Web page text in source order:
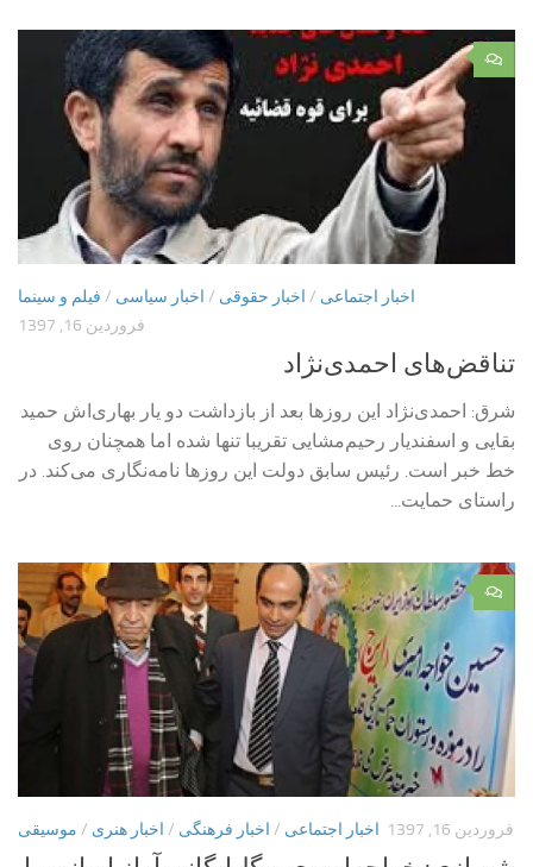
۰
اخبار اجتماعی / اخبار حقوقی / اخبار سیاسی / فیلم و سینما
فروردین 16, 1397
تناقض‌های احمدی‌نژاد
شرق: احمدی‌نژاد این روزها بعد از بازداشت دو یار بهاری‌اش حمید
بقایی و اسفندیار رحیم‌مشایی تقریبا تنها شده اما همچنان روی
خط خبر است. رئیس سابق دولت این روزها نامه‌‌نگاری می‌کند. در
راستای حمایت...
۰
اخبار اجتماعی / اخبار فرهنگی / اخبار هنری / موسیقی فروردین 16, 1397